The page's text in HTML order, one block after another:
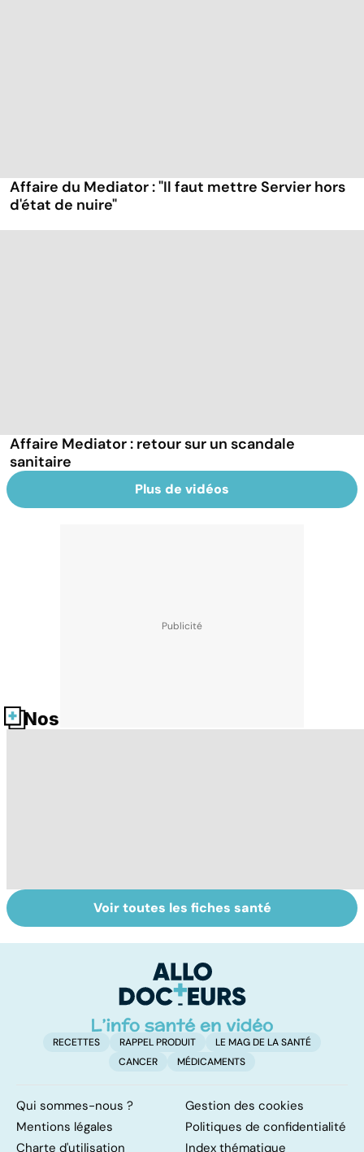
Affaire du Mediator : "Il faut mettre Servier hors
d'état de nuire"
Affaire Mediator : retour sur un scandale
sanitaire
Plus de vidéos
Nos fiches santé
Mediator® : les
cardiologues en
Mediator® : le
début d'une
Voir toutes les fiches santé
RECETTES RAPPEL PRODUIT
LE MAG DE LA SANTÉ
CANCER
MÉDICAMENTS
Qui sommes-nous ?
Gestion des cookies
Mentions légales
Politiques de confidentialité
Charte d'utilisation
Index thématique